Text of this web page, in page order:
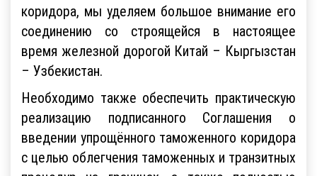
коридора, мы уделяем большое внимание его
соединению со строящейся в настоящее
время железной дорогой Китай – Кыргызстан
– Узбекистан.
Необходимо также обеспечить практическую
реализацию подписанного Соглашения о
введении упрощённого таможенного коридора
с целью облегчения таможенных и транзитных